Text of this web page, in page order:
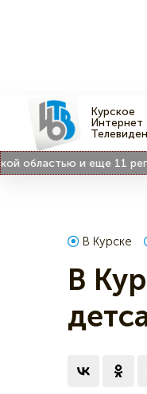
Курское
Интернет
и еще 11
В Курске
В